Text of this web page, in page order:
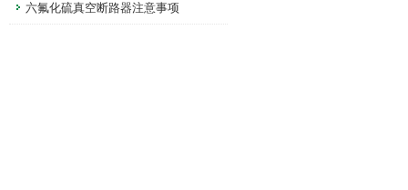
六氟化硫真空断路器注意事项